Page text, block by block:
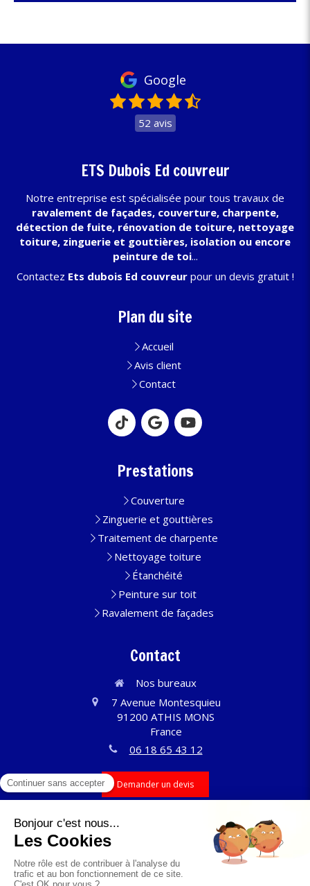
Google
52 avis
ETS Dubois Ed couvreur
Notre entreprise est spécialisée pour tous travaux de
ravalement de façades, couverture, charpente,
détection de fuite, rénovation de toiture, nettoyage
toiture, zinguerie et gouttières, isolation ou encore
peinture de toi...
Contactez Ets dubois Ed couvreur pour un devis gratuit !
Plan du site
Accueil
Avis client
Contact
Prestations
Couverture
Zinguerie et gouttières
Traitement de charpente
Nettoyage toiture
Étanchéité
Peinture sur toit
Ravalement de façades
Contact
Nos bureaux
7 Avenue Montesquieu
91200 ATHIS MONS
France
06 18 65 43 12
Demander un devis
©2024 Ets dubois Ed couvreur - Couverture, toiture